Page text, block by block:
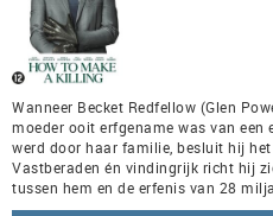
Wanneer Becket Redfellow (Glen
moeder ooit erfgename was van
werd door haar familie, besluit hij het
Vastberaden én vindingrijk richt hij
tussen hem en de erfenis van 28